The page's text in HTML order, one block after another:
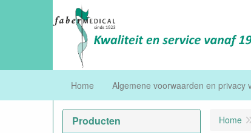
Home Algemene voorwaarden en privacy
Producten Home